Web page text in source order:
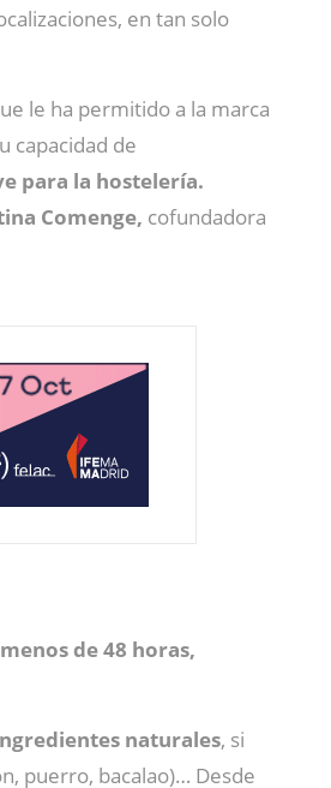
en tan solo
le ha permitido a la marca
capacidad de
para la hostelería.
Comenge, cofundadora
de 48 horas,
naturales, si
puerro, bacalao)… Desde